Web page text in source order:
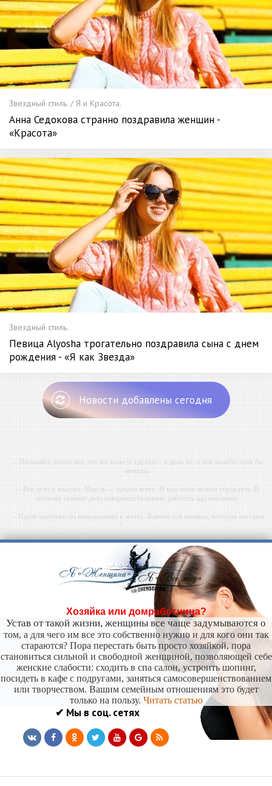
Звездный стиль. / Я и Красота.
Анна Седокова странно поздравила женщин -
«Красота»
Звездный стиль.
Певица Alyosha трогательно поздравила сына с днем
рождения - «Я как Звезда»
Новости добавлены сегодня
-- Начинайте делать все, что вы можете сделать – и даже то, о чем можете хотя бы
мечтать.
-- Все дело в мыслях. Мысль — начало всего. И мыслями можно управлять. И
поэтому главное дело совершенствования: работать над мыслями.
-- Идите уверенно по направлению к мечте. Живите той жизнью, которую вы сами
-- Самое большое богатство — это ум. Самая большая нищета — глупость. Из всех
страхов самый пугающий — самолюбование.
-- Лучшее, что можно сделать с хорошим советом, это пропустить его мимо ушей. Он
никогда не бывает полезен никому, кроме того, кто его дал.
-- Люблю давать советы и очень не люблю, когда их дают мне.
Хозяйка или домработница?
Устав от такой жизни, женщины все чаще задумываются о
том, а для чего им все это собственно нужно и для кого они так
стараются? Пора перестать быть просто хозяйкой, пора
становиться сильной и свободной женщиной, позволяющей себе
женские слабости: сходить в спа салон, устроить шопинг,
посидеть в кафе с подругами, заняться самосовершенствованием
или творчеством. Вашим семейным отношениям это будет
только на пользу. Читать статью
✔ Мы в соц. сетях